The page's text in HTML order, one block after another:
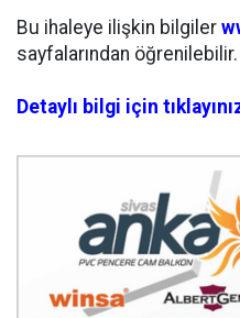
Bu ihaleye ilişkin bilgiler
sayfalarından öğrenilebilir.
Detaylı bilgi için